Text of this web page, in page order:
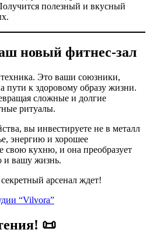
полезный и вкусный
новый фитнес-зал
Это ваши союзники,
пути к здоровому образу жизни.
сложные и долгие
ритуалы.
вы инвестируете не в металл
энергию и хорошее
свою кухню, и она преобразует
и вашу жизнь.
арсенал ждет!
“Vilvora”
📜